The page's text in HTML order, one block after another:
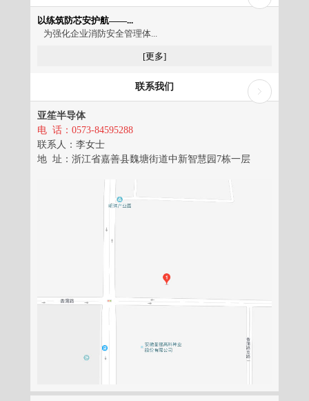
以练筑防芯安护航——...
为强化企业消防安全管理体...
[更多]
联系我们
亚笙半导体
电 话：0573-84595288
联系人：李女士
地 址：浙江省嘉善县魏塘街道中新智慧园7栋一层